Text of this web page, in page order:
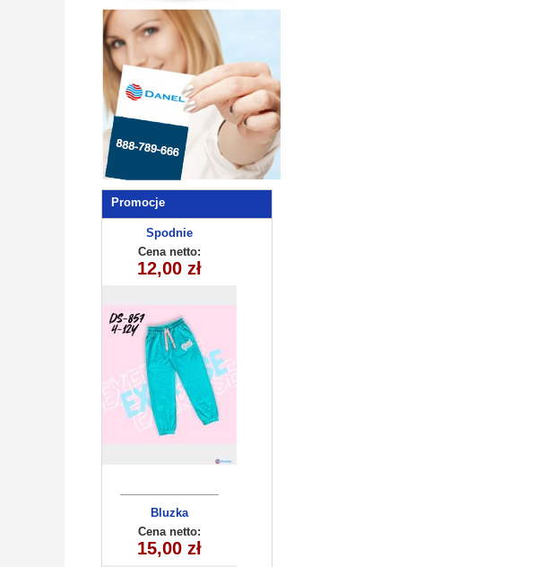
Promocje
Spodnie
dziecięce
DS-857 (4-12)
10szt
Cena netto:
12,00 zł
Bluzka
dziewczęca
260625-35(6-16)
6szt
Cena netto:
15,00 zł